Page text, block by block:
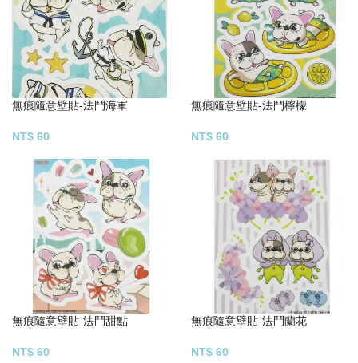
無痕隨意壁貼-法鬥海軍
NT$ 60
無痕隨意壁貼-法鬥檸檬
NT$ 60
無痕隨意壁貼-法鬥甜點
NT$ 60
無痕隨意壁貼-法鬥蘭花
NT$ 60